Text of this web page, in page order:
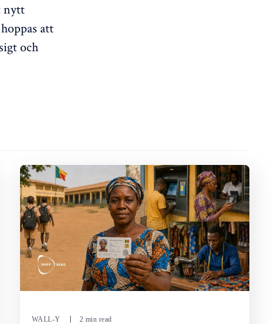
nytt
att
och
WALL-Y 2 min read